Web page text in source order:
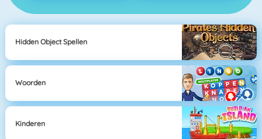
Hidden Object Spellen
Woorden
Kinderen